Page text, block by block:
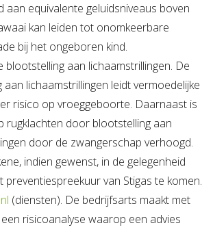
aan equivalente geluidsniveaus boven
kan leiden tot onomkeerbare
bij het ongeboren kind.
blootstelling aan lichaamstrillingen. De
aan lichaamstrillingen leidt vermoedelijke
risico op vroeggeboorte. Daarnaast is
rugklachten door blootstelling aan
door de zwangerschap verhoogd.
indien gewenst, in de gelegenheid
preventiespreekuur van Stigas te komen.
(diensten). De bedrijfsarts maakt met
risicoanalyse waarop een advies